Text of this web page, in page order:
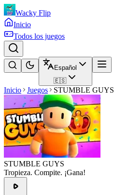
Wacky Flip
Inicio
Todos los juegos
Español
🇪🇸
Inicio Juegos STUMBLE GUYS
STUMBLE GUYS
Tropieza. Compite. ¡Gana!